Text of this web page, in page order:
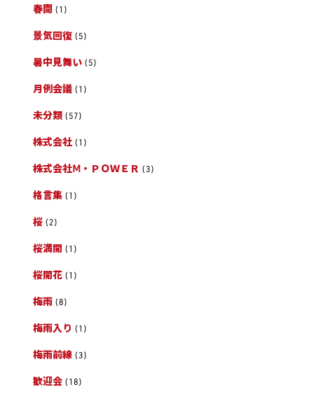
春闘 (1)
景気回復 (5)
暑中見舞い (5)
月例会議 (1)
未分類 (57)
株式会社 (1)
株式会社Ⅿ・ＰＯＷＥＲ (3)
格言集 (1)
桜 (2)
桜満開 (1)
桜開花 (1)
梅雨 (8)
梅雨入り (1)
梅雨前線 (3)
歓迎会 (18)